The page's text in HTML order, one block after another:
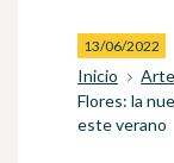
13/06/2022
Inicio
Flores: la
este verano